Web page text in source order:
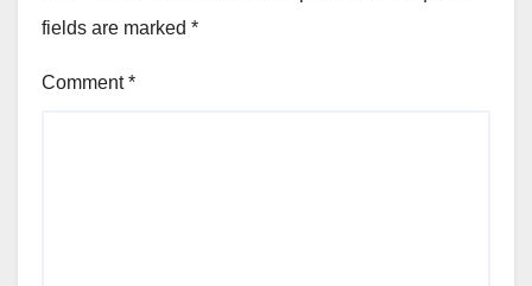
fields are marked *
Comment*